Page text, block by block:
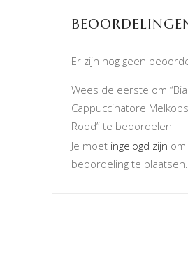
Er zijn nog geen
Wees de eerste om
Cappuccinatore
Rood” te beoordelen
Je moet ingelogd zijn
beoordeling te plaatsen.